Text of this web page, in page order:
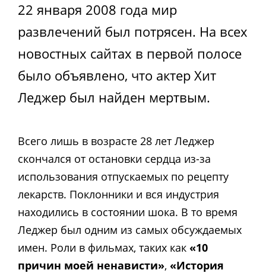
22 января 2008 года мир
развлечений был потрясен. На всех
новостных сайтах в первой полосе
было объявлено, что актер Хит
Леджер был найден мертвым.
Всего лишь в возрасте 28 лет Леджер
скончался от остановки сердца из-за
использования отпускаемых по рецепту
лекарств. Поклонники и вся индустрия
находились в состоянии шока. В то время
Леджер был одним из самых обсуждаемых
имен. Роли в фильмах, таких как «10
причин моей ненависти», «История